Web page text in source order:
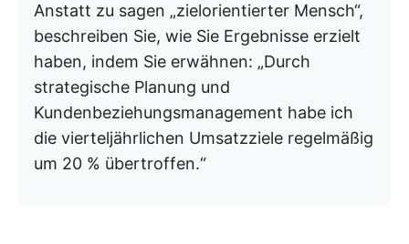
Anstatt zu sagen „zielorientierter Mensch“,
beschreiben Sie, wie Sie Ergebnisse erzielt
haben, indem Sie erwähnen: „Durch
strategische Planung und
Kundenbeziehungsmanagement habe ich
die vierteljährlichen Umsatzziele regelmäßig
um 20 % übertroffen.“